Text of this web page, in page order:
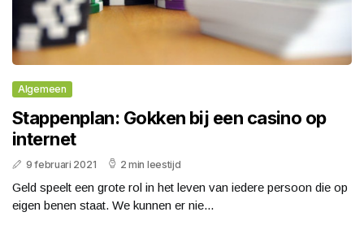
Algemeen
Stappenplan: Gokken bij een casino op
internet
9 februari 2021 2 min leestijd
Geld speelt een grote rol in het leven van iedere persoon die op
eigen benen staat. We kunnen er nie...